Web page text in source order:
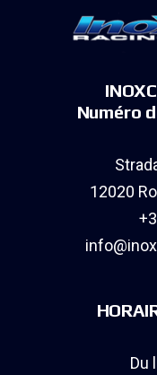
Numéro
12020
Du